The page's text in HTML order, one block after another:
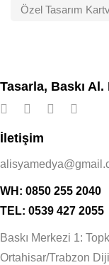
Özel Tasarım
Tasarla, Baskı
İletişim
WH: 0850 255 2040
TEL: 0539 427 2055
Baskı Merkezi 1:
Ortahisar/Trabzon